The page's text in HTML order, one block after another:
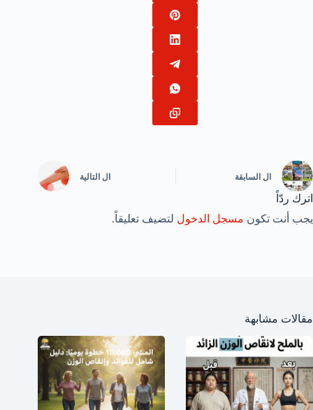
ال السابقة ال التالية
اترك ردّاً
يجب أنت تكون مسجل الدخول لتضيف تعليقاً.
مقالات مشابهة